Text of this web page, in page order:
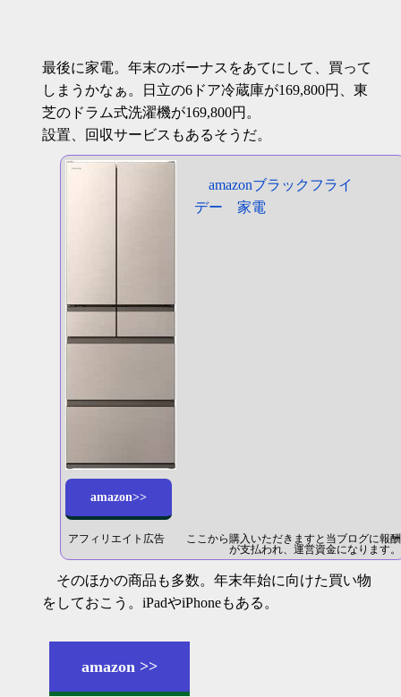
最後に家電。年末のボーナスをあてにして、買って
しまうかなぁ。日立の6ドア冷蔵庫が169,800円、東
芝のドラム式洗濯機が169,800円。
設置、回収サービスもあるそうだ。
amazonブラックフライ
デー 家電
amazon>>
アフィリエイト広告 ここから購入いただきますと当ブログに報酬
が支払われ、運営資金になります。
そのほかの商品も多数。年末年始に向けた買い物
をしておこう。iPadやiPhoneもある。
amazon